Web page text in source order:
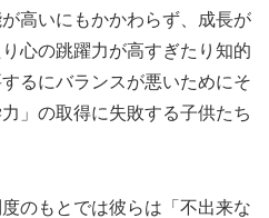
高いにもかかわらず、成長が
心の跳躍力が高すぎたり知的
るにバランスが悪いためにそ
」の取得に失敗する子供たち
のもとでは彼らは「不出来な